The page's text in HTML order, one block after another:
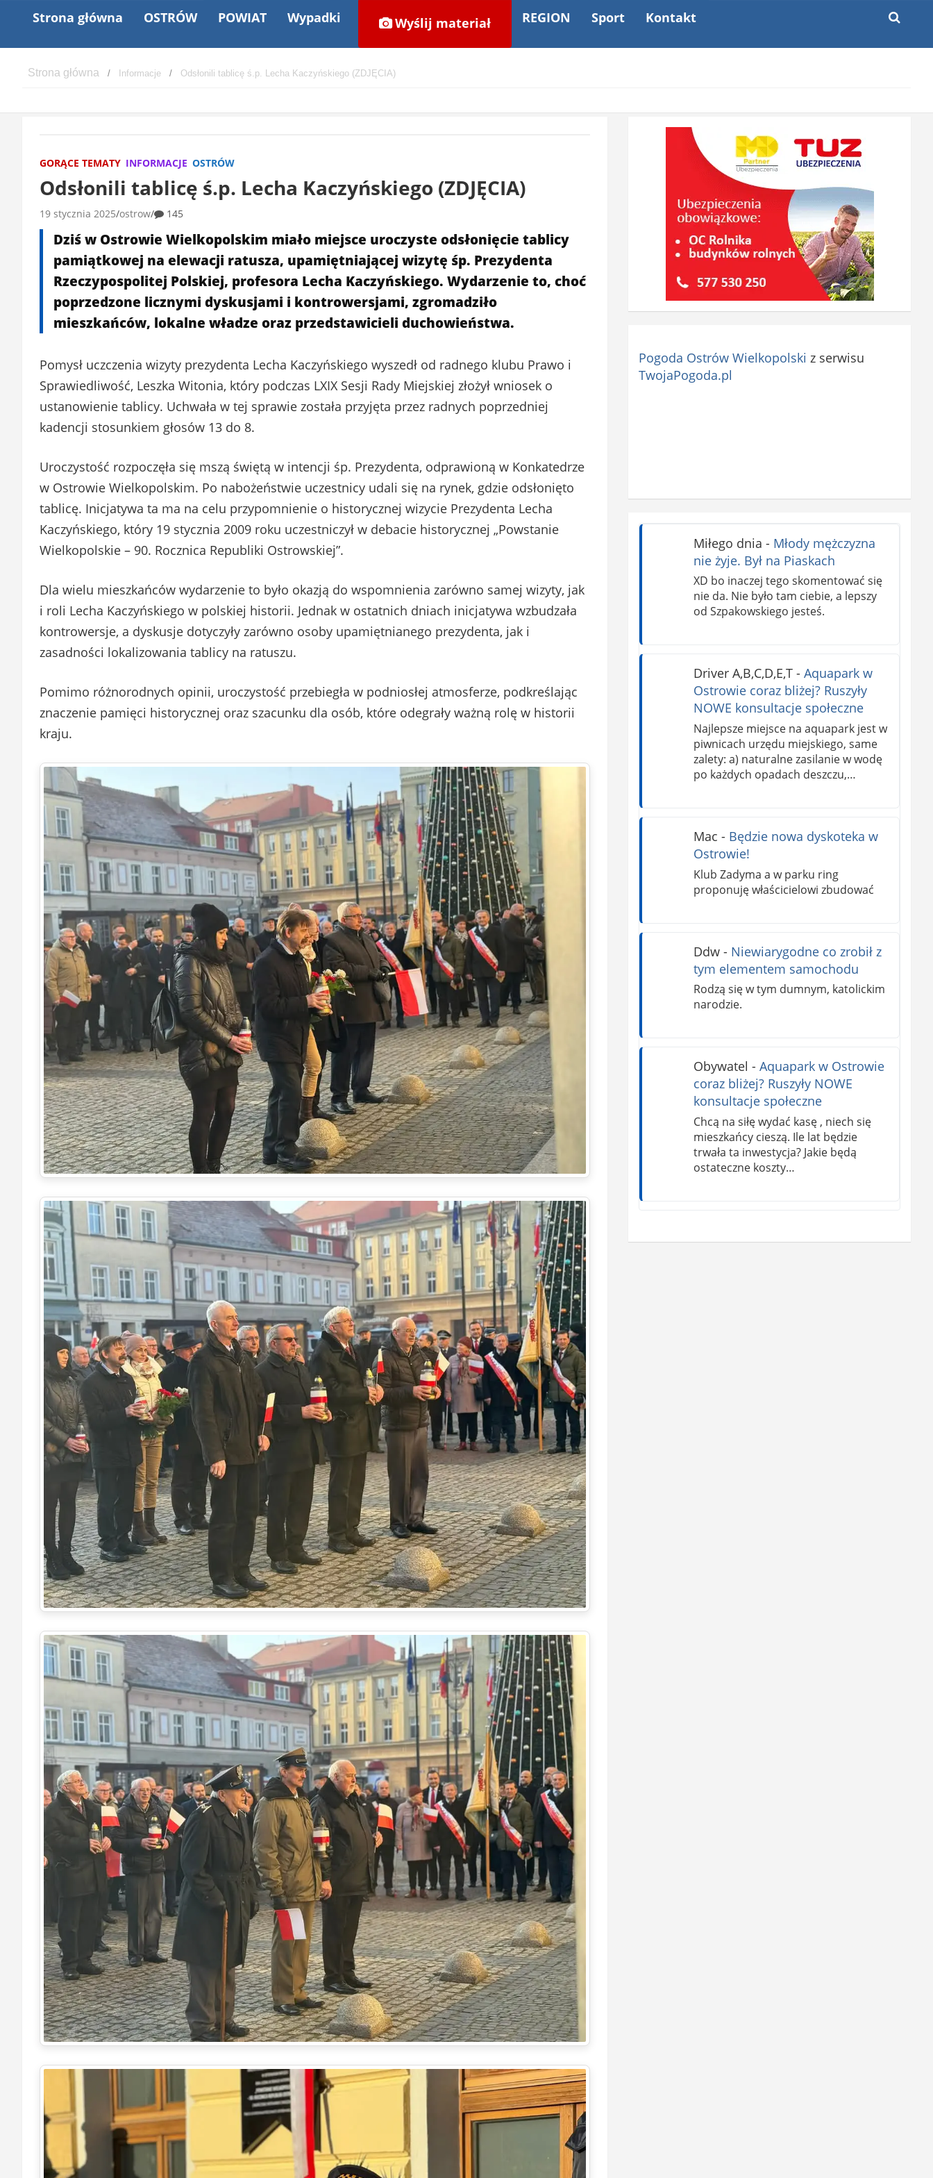
Strona główna OSTRÓW POWIAT Wypadki Wyślij materiał REGION Sport Kontakt
Informacje Odsłonili tablicę ś.p. Lecha Kaczyńskiego (ZDJĘCIA)
GORĄCE TEMATY INFORMACJE OSTRÓW
Odsłonili tablicę ś.p. Lecha Kaczyńskiego (ZDJĘCIA)
19 stycznia 2025 ostrow 145
Dziś w Ostrowie Wielkopolskim miało miejsce uroczyste odsłonięcie tablicy
pamiątkowej na elewacji ratusza, upamiętniającej wizytę śp. Prezydenta
Rzeczypospolitej Polskiej, profesora Lecha Kaczyńskiego. Wydarzenie to, choć
poprzedzone licznymi dyskusjami i kontrowersjami, zgromadziło
mieszkańców, lokalne władze oraz przedstawicieli duchowieństwa.
Pomysł uczczenia wizyty prezydenta Lecha Kaczyńskiego wyszedł od radnego klubu Prawo i
Sprawiedliwość, Leszka Witonia, który podczas LXIX Sesji Rady Miejskiej złożył wniosek o
ustanowienie tablicy. Uchwała w tej sprawie została przyjęta przez radnych poprzedniej
kadencji stosunkiem głosów 13 do 8.
Uroczystość rozpoczęła się mszą świętą w intencji śp. Prezydenta, odprawioną w Konkatedrze
w Ostrowie Wielkopolskim. Po nabożeństwie uczestnicy udali się na rynek, gdzie odsłonięto
tablicę. Inicjatywa ta ma na celu przypomnienie o historycznej wizycie Prezydenta Lecha
Kaczyńskiego, który 19 stycznia 2009 roku uczestniczył w debacie historycznej „Powstanie
Wielkopolskie – 90. Rocznica Republiki Ostrowskiej”.
Dla wielu mieszkańców wydarzenie to było okazją do wspomnienia zarówno samej wizyty, jak
i roli Lecha Kaczyńskiego w polskiej historii. Jednak w ostatnich dniach inicjatywa wzbudzała
kontrowersje, a dyskusje dotyczyły zarówno osoby upamiętnianego prezydenta, jak i
zasadności lokalizowania tablicy na ratuszu.
Pomimo różnorodnych opinii, uroczystość przebiegła w podniosłej atmosferze, podkreślając
znaczenie pamięci historycznej oraz szacunku dla osób, które odegrały ważną rolę w historii
kraju.
Pogoda Ostrów Wielkopolski z serwisu
TwojaPogoda.pl
Miłego dnia - Młody mężczyzna
nie żyje. Był na Piaskach
XD bo inaczej tego skomentować się
nie da. Nie było tam ciebie, a lepszy
od Szpakowskiego jesteś.
Driver A,B,C,D,E,T- Aquapark w
Ostrowie coraz bliżej? Ruszyły
NOWE konsultacje społeczne
Najlepsze miejsce na aquapark jest w
piwnicach urzędu miejskiego, same
zalety: a) naturalne zasilanie w wodę
po każdych opadach deszczu,…
Mac - Będzie nowa dyskoteka w
Ostrowie!
Klub Zadyma a w parku ring
proponuję właścicielowi zbudować
Ddw- Niewiarygodne co zrobił z
tym elementem samochodu
Rodzą się w tym dumnym, katolickim
narodzie.
Obywatel - Aquapark w Ostrowie
coraz bliżej? Ruszyły NOWE
konsultacje społeczne
Chcą na siłę wydać kasę , niech się
mieszkańcy cieszą. Ile lat będzie
trwała ta inwestycja? Jakie będą
ostateczne koszty…